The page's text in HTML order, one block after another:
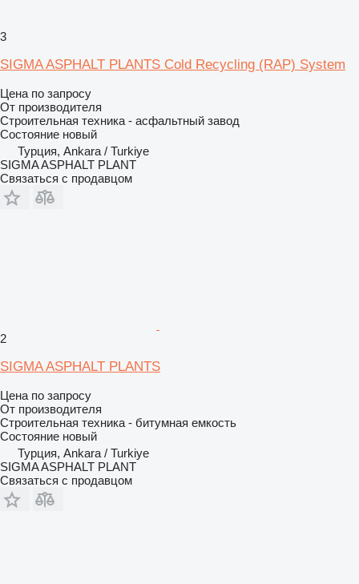
3
SIGMA ASPHALT PLANTS Cold Recycling (RAP) System
Цена по запросу
От производителя
Строительная техника - асфальтный завод
Состояние новый
Турция, Ankara / Turkiye
SIGMA ASPHALT PLANT
Связаться с продавцом
2
SIGMA ASPHALT PLANTS
Цена по запросу
От производителя
Строительная техника - битумная емкость
Состояние новый
Турция, Ankara / Turkiye
SIGMA ASPHALT PLANT
Связаться с продавцом